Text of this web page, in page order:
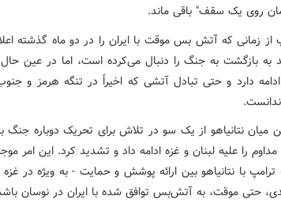
روی یک سقف" باقی ماند.
از زمانی که آتش بس موقت با ایران را در دو ماه گذشته
به بازگشت به جنگ را دنبال می‌کرده است، اما در عین
دارد و حتی تبادل آتشی که اخیراً در تنگه هرمز و
میان نتانیاهو از یک سو در تلاش برای تحریک دوباره جنگ
را علیه لبنان و غزه ادامه داد و تشدید کرد. این
ترامپ با نتانیاهو بین ارائه پوشش و حمایت - به ویژه در
حتی موقت، به آتش‌بس توافق شده با ایران در نوسان